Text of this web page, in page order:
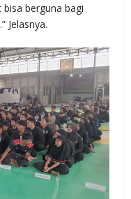
berguna bagi
Jelasnya.